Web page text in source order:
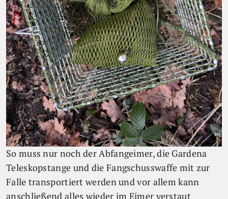
So muss nur noch der Abfangeimer, die Gardena
Teleskopstange und die Fangschusswaffe mit zur
Falle transportiert werden und vor allem kann
anschließend alles wieder im Eimer verstaut